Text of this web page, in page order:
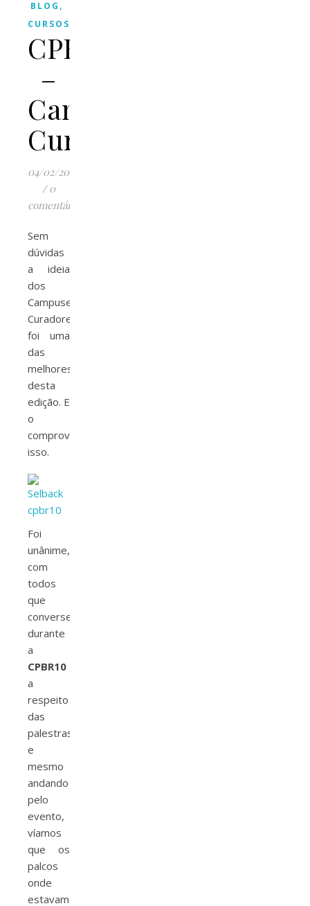
BLOG ,
CURSOS/EVENTOS
CPBR10
–
Campuseiros
Curadores
04/02/2017
/ 0
comentários
Sem
dúvidas
a ideia
dos
Campuseiros
Curadores
foi uma
das
melhores
desta
edição. E
o
comprovou
isso.
Foi
unânime,
com
todos
que
conversei
durante
a
CPBR10
a
respeito
das
palestras
e
mesmo
andando
pelo
evento,
víamos
que os
palcos
onde
estavam